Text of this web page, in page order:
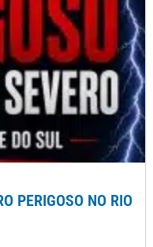
PERIGOSO NO RIO